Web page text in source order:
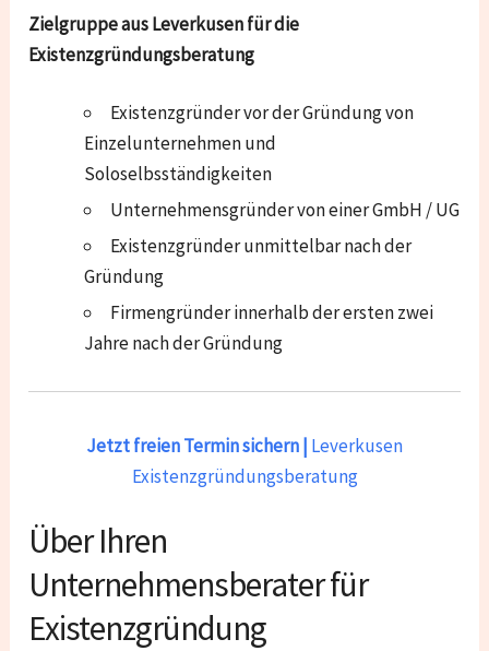
Zielgruppe aus Leverkusen für die
Existenzgründungsberatung
Existenzgründer vor der Gründung von
Einzelunternehmen und
Soloselbsständigkeiten
Unternehmensgründer von einer GmbH / UG
Existenzgründer unmittelbar nach der
Gründung
Firmengründer innerhalb der ersten zwei
Jahre nach der Gründung
Jetzt freien Termin sichern | Leverkusen
Existenzgründungsberatung
Über Ihren
Unternehmensberater für
Existenzgründung